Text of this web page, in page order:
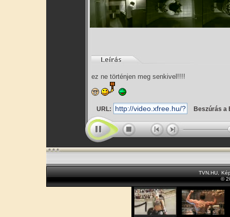
ez ne történjen meg senkivel!!!!
URL: Beszúrás a
TVN.HU
©